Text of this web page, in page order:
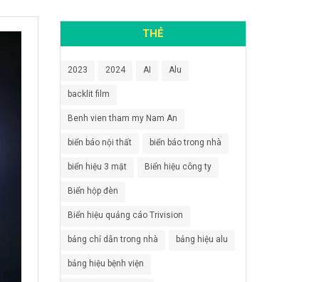
THẺ
2023 2024 AI Alu
backlit film
Benh vien tham my Nam An
biển báo nội thất biển báo trong nhà
biển hiệu 3 mặt Biển hiệu công ty
Biển hộp đèn
Biển hiệu quảng cáo Trivision
bảng chỉ dẫn trong nhà bảng hiệu alu
bảng hiệu bệnh viện